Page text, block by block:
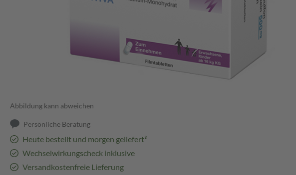
Abbildung kann abweichen
Persönliche Beratung
Heute bestellt und morgen geliefert³
Wechselwirkungscheck inklusive
Versandkostenfreie Lieferung